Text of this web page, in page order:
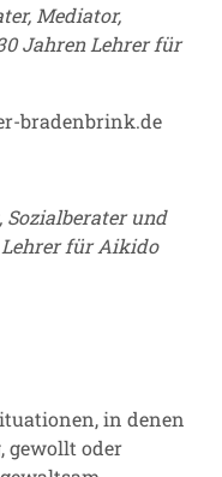
Mediator,
Jahren Lehrer für
bradenbrink.de
Sozialberater und
Lehrer für Aikido
in denen
oder